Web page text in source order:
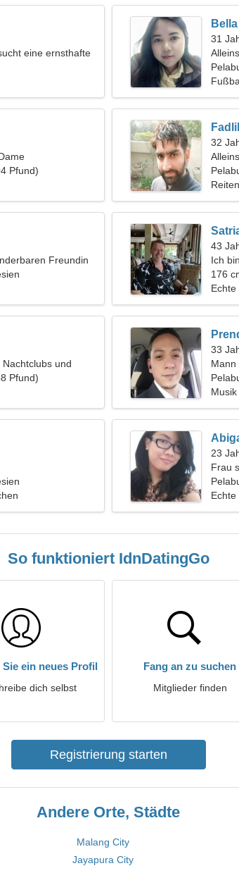
eine ernsthafte
Bella
31
Pfund)
32
Freundin
43
Ich
176
Echte
und
Pfund)
33
Mann
23
Frau
Echte
So funktioniert IdnDatingGo
ein neues Profil
dich selbst
Fang an zu suchen
Mitglieder finden
Registrierung starten
Andere Orte, Städte
Malang City
Jayapura City